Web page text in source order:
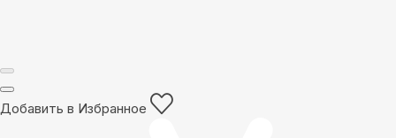
Добавить в Избранное